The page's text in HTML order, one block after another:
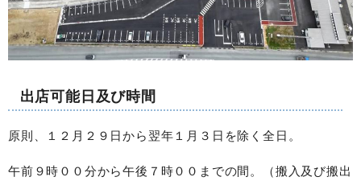
出店可能日及び時間
原則、１２月２９日から翌年１月３日を除く全日。
午前９時００分から午後７時００までの間。（搬入及び搬出